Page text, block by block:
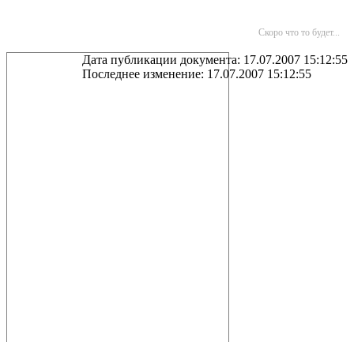
Скоро что то будет...
Дата публикации документа: 17.07.2007 15:12:55
Последнее изменение: 17.07.2007 15:12:55